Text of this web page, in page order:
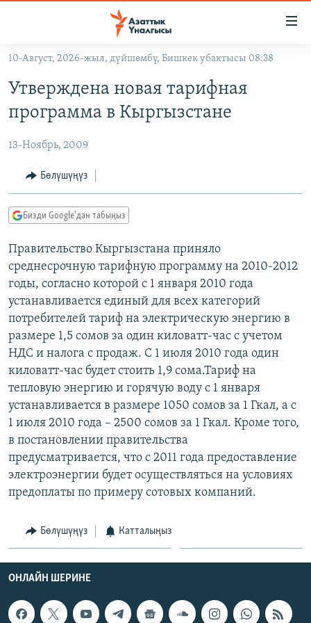
Навигацияга
өтүңүз
салыңыз
КЫРГЫЗСТАН
КЫРГЫЗСТАН
САЯСАТ
ЭКОНОМИКА
ДҮЙНӨ
ДҮЙНӨ
БОРБОР АЗИЯ
УКРАИНА
АТАЙЫН ИЛИКТӨӨ
БҮГҮН АЗАТТЫКТА
ЭКСПЕРТТЕР ТАЛДАЙТ
БИЗ ЖАНА ДҮЙНӨ
ДАНИСТЕ
ЭЖЕ-СИҢДИЛЕР
АЗАТТЫК+
ЫҢГАЙСЫЗ СУРООЛОР
ПОДКАСТ
ӨЗГӨЧӨ ПИКИР
Русский
ОНЛАЙН ШЕРИНЕ
ЭЕ/АРнун бардык сайттары
10-Август, 2026-жыл, дүйшөмбү, Бишкек убактысы 08:38
Утверждена новая тарифная
программа в Кыргызстане
13-Ноябрь, 2009
Бөлүшүңүз
Бизди Google'дан табыңыз
Правительство Кыргызстана приняло
среднесрочную тарифную программу на 2010-2012
годы, согласно которой с 1 января 2010 года
устанавливается единый для всех категорий
потребителей тариф на электрическую энергию в
размере 1,5 сомов за один киловатт-час с учетом
НДС и налога с продаж. С 1 июля 2010 года один
киловатт-час будет стоить 1,9 сома.Тариф на
тепловую энергию и горячую воду с 1 января
устанавливается в размере 1050 сомов за 1 Гкал, а с
1 июля 2010 года – 2500 сомов за 1 Гкал. Кроме того,
в постановлении правительства
предусматривается, что с 2011 года предоставление
электроэнергии будет осуществляться на условиях
предоплаты по примеру сотовых компаний.
Бөлүшүңүз Катталыңыз
ОНЛАЙН ШЕРИНЕ